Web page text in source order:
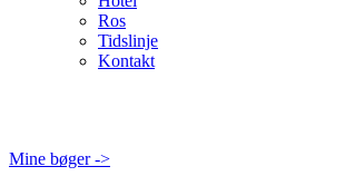
Ros
Tidslinje
Kontakt
Mine bøger ->